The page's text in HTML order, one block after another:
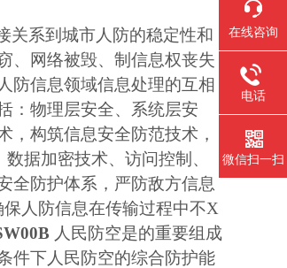
关系到城市人防的稳定性和
、网络被毁、制信息权丧失
防信息领域信息处理的互相
：物理层安全、系统层安
，构筑信息安全防范技术，
据加密技术、访问控制、
全防护体系，严防敌方信息
人防信息在传输过程中不X
人民防空是的重要组成
件下人民防空的综合防护能
在线咨询
电话
微信扫一扫